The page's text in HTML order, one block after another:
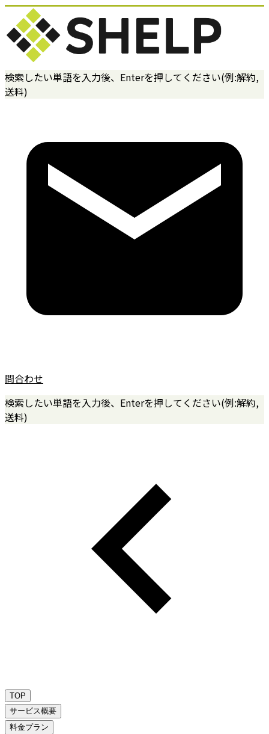
検索したい単語を入力後、Enterを押してください(例:解約,
送料)
問合わせ
検索したい単語を入力後、Enterを押してください(例:解約,
送料)
TOP
サービス概要
料金プラン